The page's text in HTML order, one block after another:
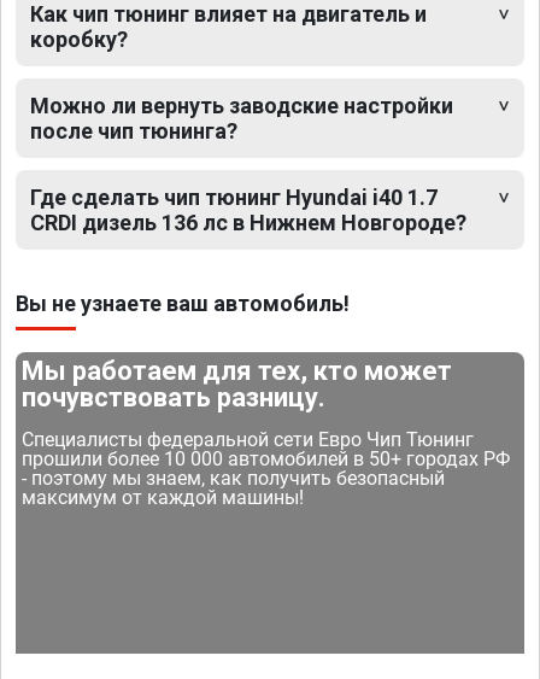
Как чип тюнинг влияет на двигатель и
коробку?
Можно ли вернуть заводские настройки
после чип тюнинга?
Где сделать чип тюнинг Hyundai i40 1.7
CRDI дизель 136 лс в Нижнем Новгороде?
Вы не узнаете ваш автомобиль!
Мы работаем для тех, кто может
почувствовать разницу.
Специалисты федеральной сети Евро Чип Тюнинг
прошили более 10 000 автомобилей в 50+ городах РФ
- поэтому мы знаем, как получить безопасный
максимум от каждой машины!